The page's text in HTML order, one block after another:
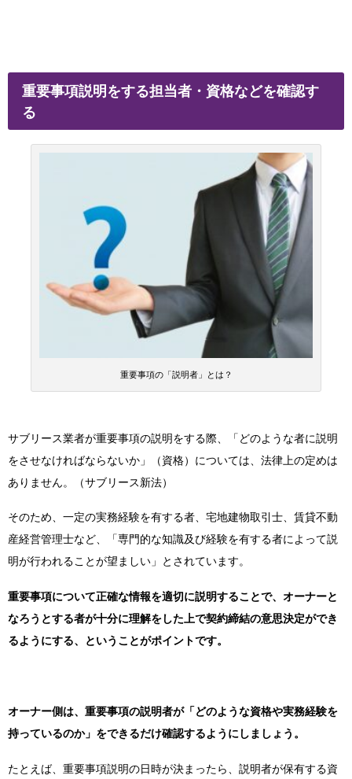
重要事項説明をする担当者・資格などを確認す
る
重要事項の「説明者」とは？
サブリース業者が重要事項の説明をする際、「どのような者に説明
をさせなければならないか」（資格）については、法律上の定めは
ありません。（サブリース新法）
そのため、一定の実務経験を有する者、宅地建物取引士、賃貸不動
産経営管理士など、「専門的な知識及び経験を有する者によって説
明が行われることが望ましい」とされています。
重要事項について正確な情報を適切に説明することで、オーナーと
なろうとする者が十分に理解をした上で契約締結の意思決定ができ
るようにする、ということがポイントです。
オーナー側は、重要事項の説明者が「どのような資格や実務経験を
持っているのか」をできるだけ確認するようにしましょう。
たとえば、重要事項説明の日時が決まったら、説明者が保有する資